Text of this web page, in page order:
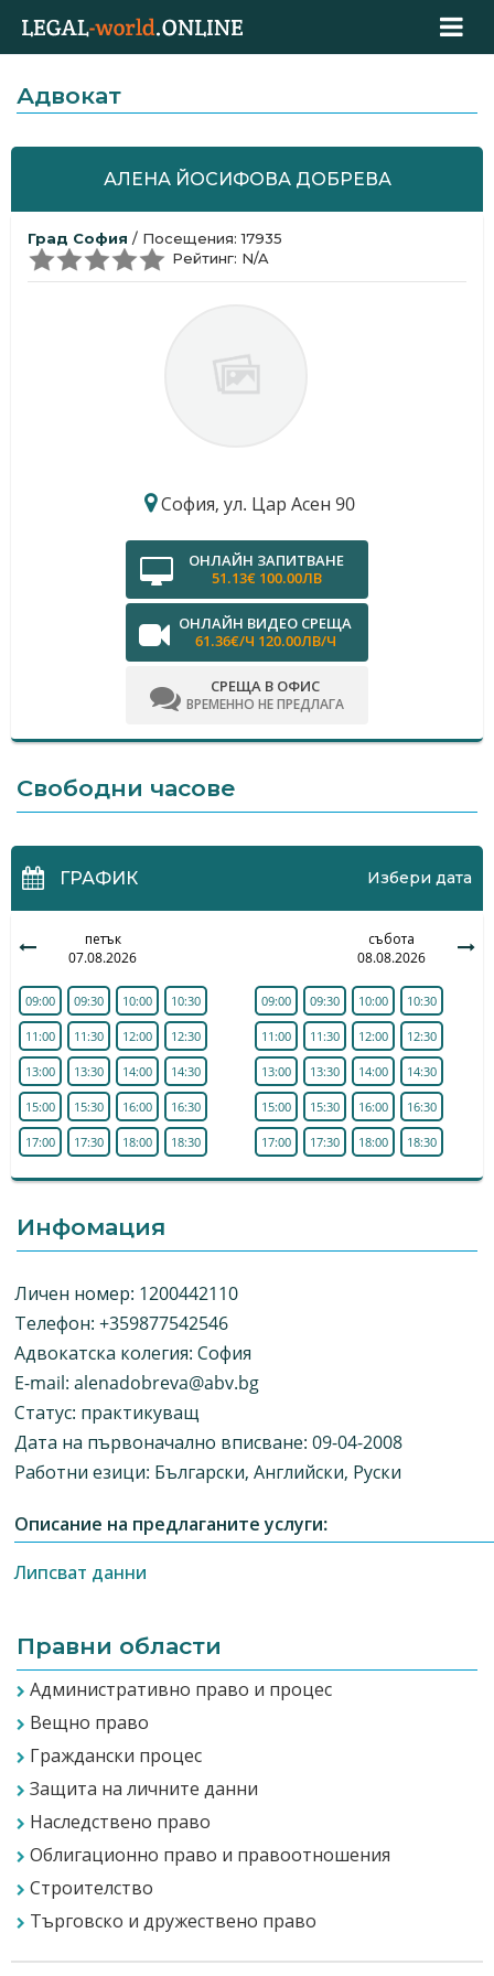
Адвокат
АЛЕНА ЙОСИФОВА ДОБРЕВА
Град София / Посещения: 17935
Рейтинг: N/A
София, ул. Цар Асен 90
ОНЛАЙН ЗАПИТВАНЕ
51.13€ 100.00ЛВ
ОНЛАЙН ВИДЕО СРЕЩА
61.36€/Ч 120.00ЛВ/Ч
СРЕЩА В ОФИС
ВРЕМЕННО НЕ ПРЕДЛАГА
Свободни часове
ГРАФИК Избери дата
петък
07.08.2026
09:00 09:30 10:00 10:30
11:00 11:30 12:00 12:30
13:00 13:30 14:00 14:30
15:00 15:30 16:00 16:30
17:00 17:30 18:00 18:30
събота
08.08.2026
09:00 09:30 10:00 10:30
11:00 11:30 12:00 12:30
13:00 13:30 14:00 14:30
15:00 15:30 16:00 16:30
17:00 17:30 18:00 18:30
Инфомация
Личен номер: 1200442110
Телефон: +359877542546
Адвокатска колегия: София
E-mail: alenadobreva@abv.bg
Статус: практикуващ
Дата на първоначално вписване: 09-04-2008
Работни езици: Български, Английски, Руски
Описание на предлаганите услуги:
Липсват данни
Правни области
Административно право и процес
Вещно право
Граждански процес
Защита на личните данни
Наследствено право
Облигационно право и правоотношения
Строителство
Търговско и дружествено право